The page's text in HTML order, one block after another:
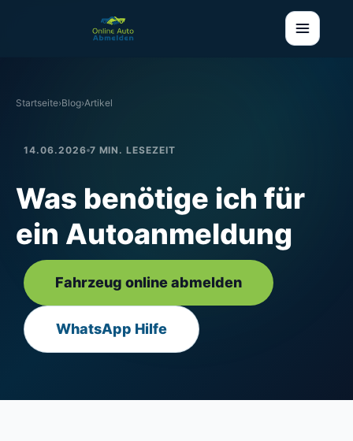
Startseite›Blog›Artikel
14.06.2026 7 MIN. LESEZEIT
Was benötige ich für
ein Autoanmeldung
Fahrzeug online abmelden
WhatsApp Hilfe